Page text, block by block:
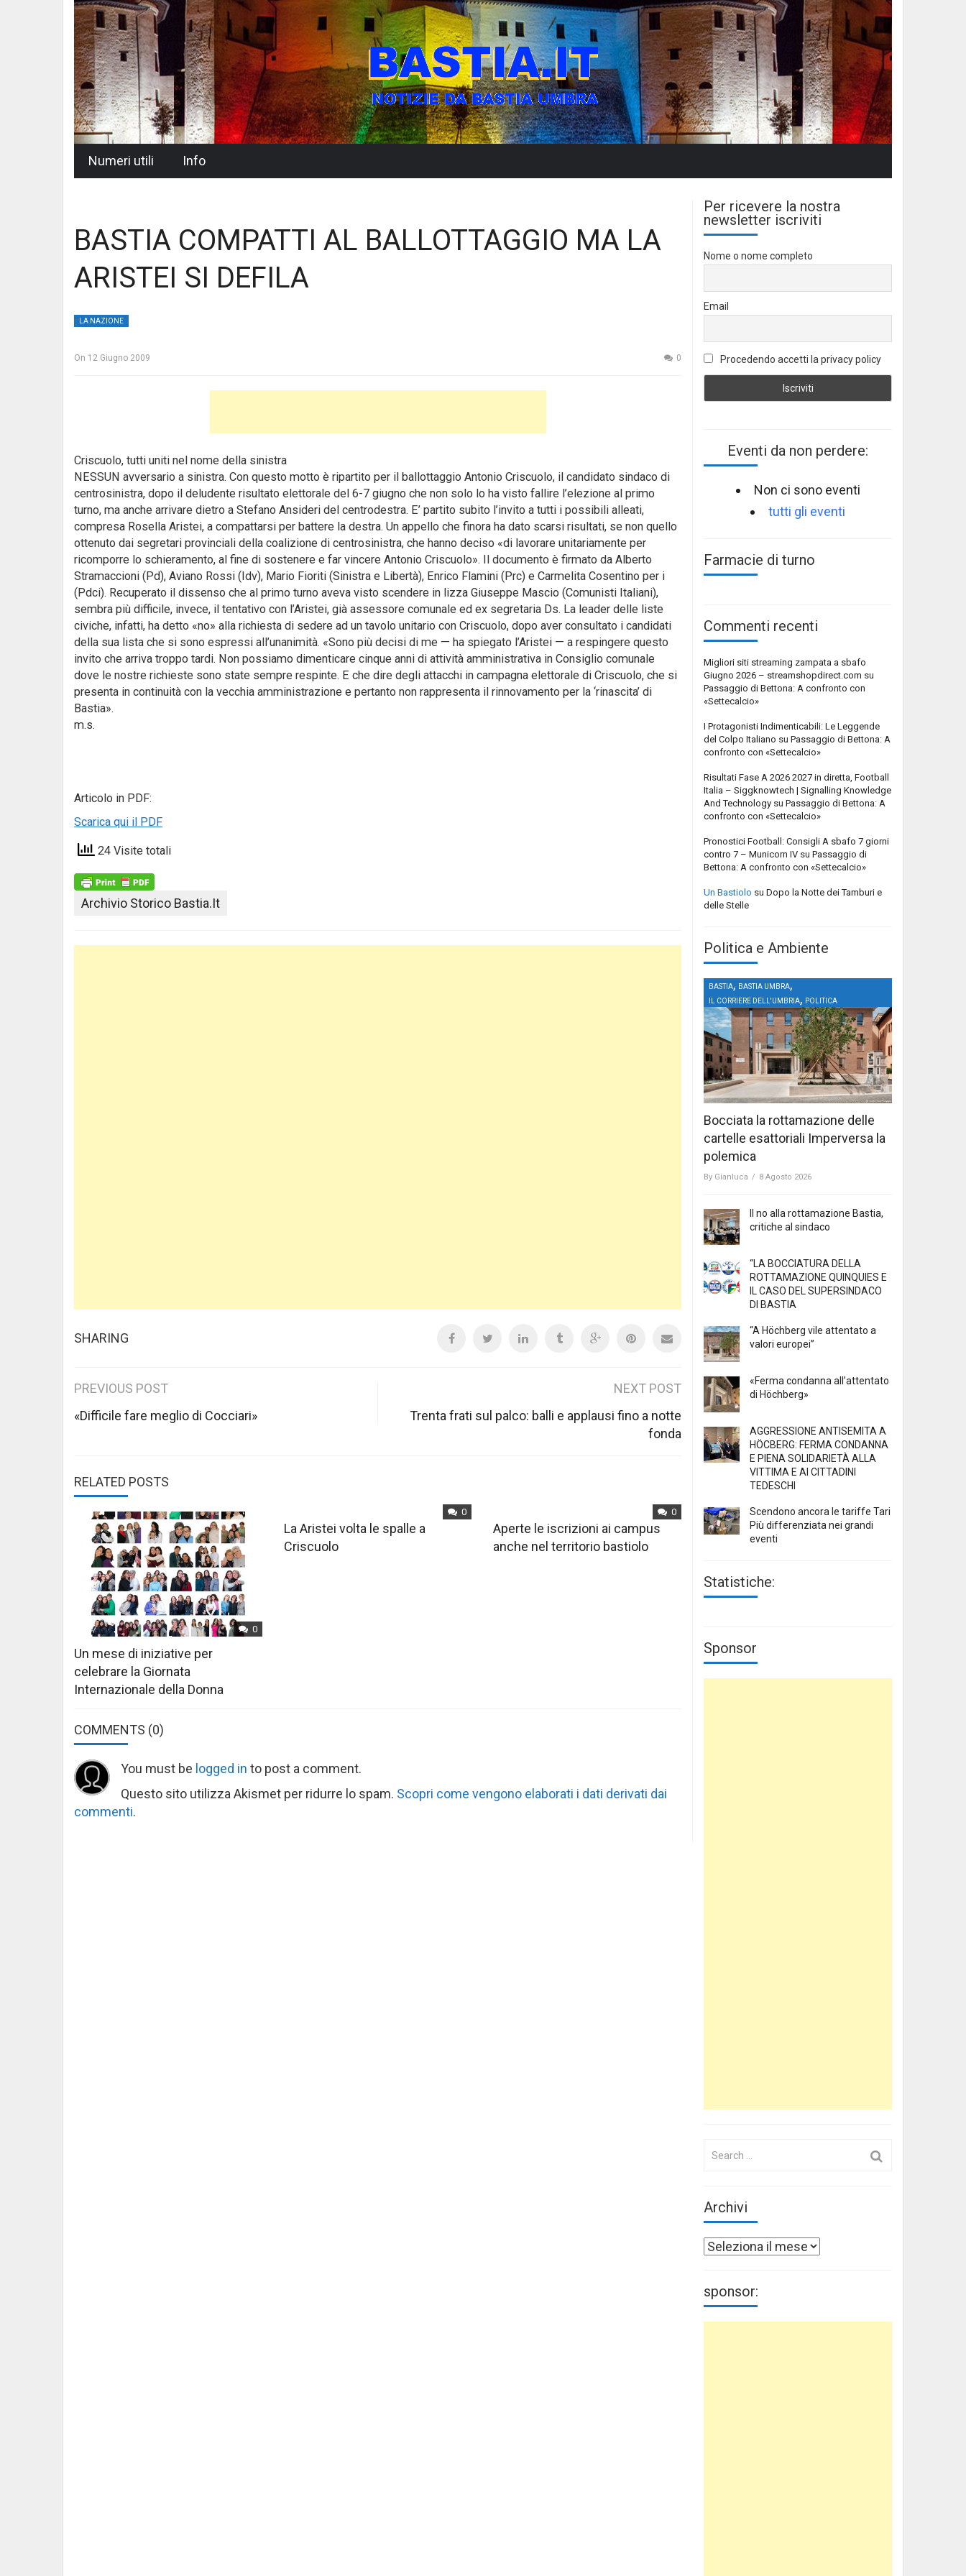
Numeri utili Info
BASTIA COMPATTI AL BALLOTTAGGIO MA LA
ARISTEI SI DEFILA
LA NAZIONE
On 12 Giugno 2009 0
Criscuolo, tutti uniti nel nome della sinistra
NESSUN avversario a sinistra. Con questo motto è ripartito per il ballottaggio Antonio Criscuolo, il candidato sindaco di
centrosinistra, dopo il deludente risultato elettorale del 6-7 giugno che non solo lo ha visto fallire l’elezione al primo
turno, ma anche arrivare dietro a Stefano Ansideri del centrodestra. E’ partito subito l’invito a tutti i possibili alleati,
compresa Rosella Aristei, a compattarsi per battere la destra. Un appello che finora ha dato scarsi risultati, se non quello
ottenuto dai segretari provinciali della coalizione di centrosinistra, che hanno deciso «di lavorare unitariamente per
ricomporre lo schieramento, al fine di sostenere e far vincere Antonio Criscuolo». Il documento è firmato da Alberto
Stramaccioni (Pd), Aviano Rossi (Idv), Mario Fioriti (Sinistra e Libertà), Enrico Flamini (Prc) e Carmelita Cosentino per i
(Pdci). Recuperato il dissenso che al primo turno aveva visto scendere in lizza Giuseppe Mascio (Comunisti Italiani),
sembra più difficile, invece, il tentativo con l’Aristei, già assessore comunale ed ex segretaria Ds. La leader delle liste
civiche, infatti, ha detto «no» alla richiesta di sedere ad un tavolo unitario con Criscuolo, dopo aver consultato i candidati
della sua lista che si sono espressi all’unanimità. «Sono più decisi di me — ha spiegato l’Aristei — a respingere questo
invito che arriva troppo tardi. Non possiamo dimenticare cinque anni di attività amministrativa in Consiglio comunale
dove le nostre richieste sono state sempre respinte. E che dire degli attacchi in campagna elettorale di Criscuolo, che si
presenta in continuità con la vecchia amministrazione e pertanto non rappresenta il rinnovamento per la ‘rinascita’ di
Bastia».
m.s.
Articolo in PDF:
Scarica qui il PDF
24 Visite totali
Archivio Storico Bastia.it
SHARING
Post
navigation
PREVIOUS POST
«Difficile fare meglio di Cocciari»
NEXT POST
Trenta frati sul palco: balli e applausi fino a notte
fonda
RELATED POSTS
0
Un mese di iniziative per
celebrare la Giornata
Internazionale della Donna
0
La Aristei volta le spalle a
Criscuolo
0
Aperte le iscrizioni ai campus
anche nel territorio bastiolo
COMMENTS (0)
You must be logged in to post a comment.
Questo sito utilizza Akismet per ridurre lo spam. Scopri come vengono elaborati i dati derivati dai
commenti.
Per ricevere la nostra
newsletter iscriviti
Nome o nome completo
Email
Procedendo accetti la privacy policy
Eventi da non perdere:
Non ci sono eventi
tutti gli eventi
Farmacie di turno
Commenti recenti
Migliori siti streaming zampata a sbafo
Giugno 2026 – streamshopdirect.com su
Passaggio di Bettona: A confronto con
«Settecalcio»
I Protagonisti Indimenticabili: Le Leggende
del Colpo Italiano su Passaggio di Bettona: A
confronto con «Settecalcio»
Risultati Fase A 2026 2027 in diretta, Football
Italia – Siggknowtech | Signalling Knowledge
And Technology su Passaggio di Bettona: A
confronto con «Settecalcio»
Pronostici Football: Consigli A sbafo 7 giorni
contro 7 – Municorn IV su Passaggio di
Bettona: A confronto con «Settecalcio»
Un Bastiolo su Dopo la Notte dei Tamburi e
delle Stelle
Politica e Ambiente
BASTIA, BASTIA UMBRA,
IL CORRIERE DELL'UMBRIA, POLITICA
Bocciata la rottamazione delle
cartelle esattoriali Imperversa la
polemica
By Gianluca / 8 Agosto 2026
Il no alla rottamazione Bastia,
critiche al sindaco
“LA BOCCIATURA DELLA
ROTTAMAZIONE QUINQUIES E
IL CASO DEL SUPERSINDACO
DI BASTIA
“A Höchberg vile attentato a
valori europei”
«Ferma condanna all’attentato
di Höchberg»
AGGRESSIONE ANTISEMITA A
HÖCBERG: FERMA CONDANNA
E PIENA SOLIDARIETÀ ALLA
VITTIMA E AI CITTADINI
TEDESCHI
Scendono ancora le tariffe Tari
Più differenziata nei grandi
eventi
Statistiche:
Sponsor
Archivi
Archivi
sponsor: